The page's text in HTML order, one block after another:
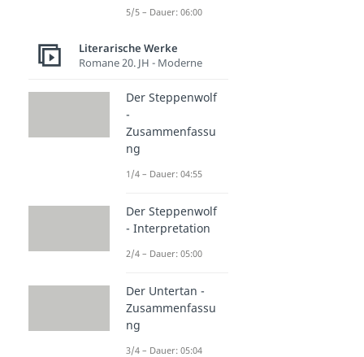
5/5 – Dauer: 06:00
Literarische Werke
Romane 20. JH - Moderne
Der Steppenwolf
-
Zusammenfassu
ng
1/4 – Dauer: 04:55
Der Steppenwolf
- Interpretation
2/4 – Dauer: 05:00
Der Untertan -
Zusammenfassu
ng
3/4 – Dauer: 05:04